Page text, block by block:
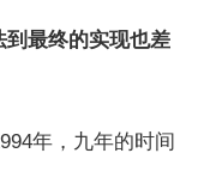
到最终的实现也差
年，九年的时间